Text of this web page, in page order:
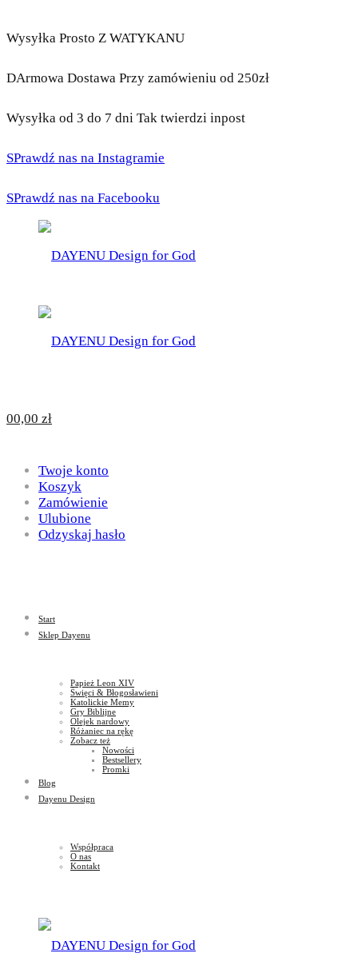
Wysyłka Prosto Z WATYKANU
DArmowa Dostawa Przy zamówieniu od 250zł
Wysyłka od 3 do 7 dni Tak twierdzi inpost
SPrawdź nas na Instagramie
SPrawdź nas na Facebooku
for
God
DAYENU
Design
God
00,00 zł
Twoje konto
Koszyk
Zamówienie
Ulubione
Odzyskaj hasło
Start
Sklep Dayenu
Papież Leon XIV
Święci & Błogosławieni
Katolickie Memy
Gry Biblijne
Olejek nardowy
Różaniec na rękę
Zobacz też
Nowości
Bestsellery
Promki
Blog
Dayenu Design
Współpraca
O nas
Kontakt